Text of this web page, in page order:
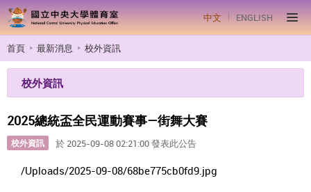
中文 ENGLISH
首頁 最新消息 校外資訊
校外資訊
2025總統盃全民運動賽事—街舞大賽
校外資訊 於 2025-09-08 02:21:00 發表此公告
/Uploads/2025-09-08/68be775cb0fd9.jpg